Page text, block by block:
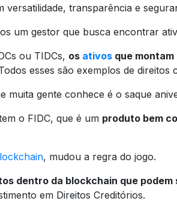
versatilidade, transparência e
um gestor que busca encontrar
ou TIDCs, os ativos que
esses são exemplos de direitos
muita gente conhece é o saque
o FIDC, que é um produto bem
, mudou a regra do jogo.
dentro da blockchain que
em Direitos Creditórios.